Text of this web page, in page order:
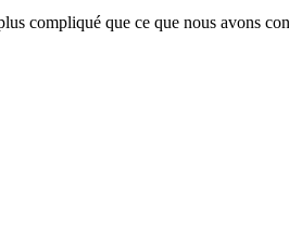
compliqué que ce que nous avons